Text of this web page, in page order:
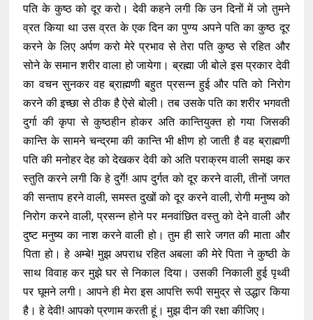
पति के कुष्ठ को दूर करो। देवी कहने लगी कि उन दिनों में जो तुमने
व्रत किया था उस व्रत के एक दिन का पुण्य अपने पति का कुष्ठ दूर
करने के लिए अर्पण करो मेरे प्रभाव से तेरा पति कुष्ठ से रहित और
सोने के समान शरीर वाला हो जायेगा। ब्रह्मा जी बोले इस प्रकार देवी
का वचन सुनकर वह ब्राह्मणी बहुत प्रसन्न हुई और पति को निरोग
करने की इच्छा से ठीक है ऐसे बोली। तब उसके पति का शरीर भगवती
दुर्गा की कृपा से कुष्ठहीन होकर अति कान्तियुक्त हो गया जिसकी
कान्ति के सामने चन्द्रमा की कान्ति भी क्षीण हो जाती है वह ब्राह्मणी
पति की मनोहर देह को देखकर देवी को अति पराक्रम वाली समझ कर
स्तुति करने लगी कि हे दुर्गे! आप दुर्गत को दूर करने वाली, तीनों जगत
की सन्ताप हरने वाली, समस्त दुखों को दूर करने वाली, रोगी मनुष्य को
निरोग करने वाली, प्रसन्न होने पर मनवांछित वस्तु को देने वाली और
दुष्ट मनुष्य का नाश करने वाली हो। तुम ही सारे जगत की माता और
पिता हो। हे अम्बे! मुझ अपराध रहित अबला की मेरे पिता ने कुष्ठी के
साथ विवाह कर मुझे घर से निकाल दिया। उसकी निकाली हुई पृथ्वी
पर घूमने लगी। आपने ही मेरा इस आपत्ति रूपी समुद्र से उद्धार किया
है। हे देवी! आपको प्रणाम करती हूं। मुझ दीन की रक्षा कीजिए।